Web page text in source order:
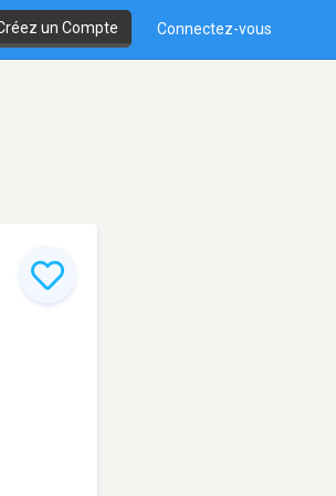
un Compte Connectez-vous